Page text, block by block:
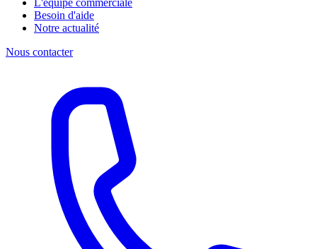
L'équipe commerciale
Besoin d'aide
Notre actualité
Nous contacter